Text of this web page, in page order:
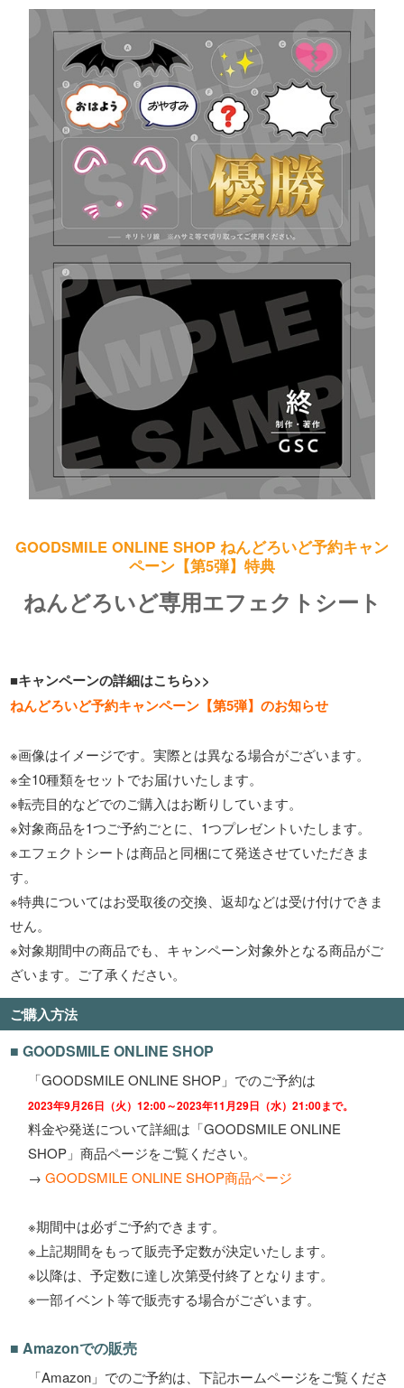
GOODSMILE ONLINE SHOP ねんどろいど予約キャン
ペーン【第5弾】特典
ねんどろいど専用エフェクトシート
■キャンペーンの詳細はこちら>>
ねんどろいど予約キャンペーン【第5弾】のお知らせ
※画像はイメージです。実際とは異なる場合がございます。
※全10種類をセットでお届けいたします。
※転売目的などでのご購入はお断りしています。
※対象商品を1つご予約ごとに、1つプレゼントいたします。
※エフェクトシートは商品と同梱にて発送させていただきま
す。
※特典についてはお受取後の交換、返却などは受け付けできま
せん。
※対象期間中の商品でも、キャンペーン対象外となる商品がご
ざいます。ご了承ください。
ご購入方法
■ GOODSMILE ONLINE SHOP
「GOODSMILE ONLINE SHOP」でのご予約は
2023年9月26日（火）12:00～2023年11月29日（水）21:00まで。
料金や発送について詳細は「GOODSMILE ONLINE
SHOP」商品ページをご覧ください。
→GOODSMILE ONLINE SHOP商品ページ
※期間中は必ずご予約できます。
※上記期間をもって販売予定数が決定いたします。
※以降は、予定数に達し次第受付終了となります。
※一部イベント等で販売する場合がございます。
■ Amazonでの販売
「Amazon」でのご予約は、下記ホームページをご覧くださ